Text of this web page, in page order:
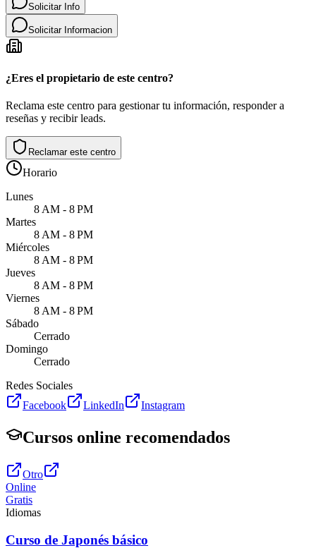
Solicitar Info
Solicitar Informacion
¿Eres el propietario de este centro?
Reclama este centro para gestionar tu información, responder a
reseñas y recibir leads.
Reclamar este centro
Horario
Lunes
8 AM - 8 PM
Martes
8 AM - 8 PM
Miércoles
8 AM - 8 PM
Jueves
8 AM - 8 PM
Viernes
8 AM - 8 PM
Sábado
Cerrado
Domingo
Cerrado
Redes Sociales
Facebook
LinkedIn Instagram
Cursos online recomendados
Otro
Online
Gratis
Idiomas
Curso de Japonés básico